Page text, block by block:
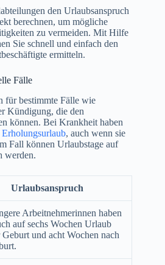
den Urlaubsanspruch
berechnen, um mögliche
zu vermeiden. Mit Hilfe
Sie schnell und einfach den
ermitteln.
Fälle
für bestimmte Fälle wie
Kündigung, die den
können. Bei Krankheit haben
Erholungsurlaub, auch wenn sie
Fall können Urlaubstage auf
werden.
Urlaubsanspruch
Arbeitnehmerinnen haben
auf sechs Wochen Urlaub
und acht Wochen nach